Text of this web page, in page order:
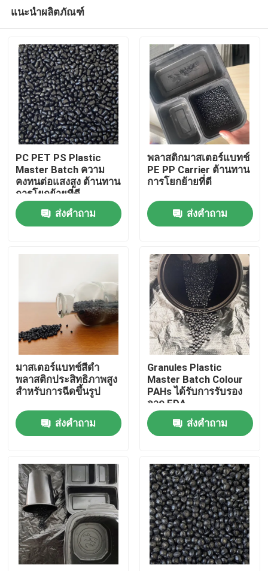
บ้าน
วิดีโอ
เกี่ยวกับเรา
ทัวร์โรงงาน
ควบคุมคุณภาพ
ขอใบเสนอราคา
ชุดต้นแบบพลาสติก
วัตถุดิบเม็ดพลาสติก
แนะนำผลิตภัณฑ์
PC PET PS Plastic
Master Batch ความ
คงทนต่อแสงสูง ต้านทาน
การโยกย้ายที่ดี
ส่งคำถาม
พลาสติกมาสเตอร์แบทช์
PE PP Carrier ต้านทาน
การโยกย้ายที่ดี
ส่งคำถาม
มาสเตอร์แบทช์สีดำ
พลาสติกประสิทธิภาพสูง
สำหรับการฉีดขึ้นรูป
ส่งคำถาม
Granules Plastic
Master Batch Colour
PAHs ได้รับการรับรอง
จาก FDA
ส่งคำถาม